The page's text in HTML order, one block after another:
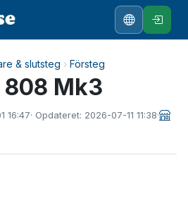
& slutsteg › Försteg
Mk3
16:47· Opdateret: 2026-07-11 11:38·